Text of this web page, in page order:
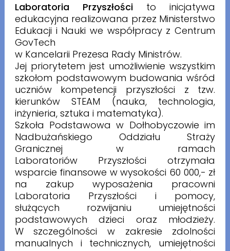
Laboratoria Przyszłościto inicjatywa
edukacyjna realizowana przez Ministerstwo
Edukacji i Nauki we współpracy z Centrum
GovTech
w Kancelarii Prezesa Rady Ministrów.
Jej priorytetem jest umożliwienie wszystkim
szkołom podstawowym budowania wśród
uczniów kompetencji przyszłości z tzw.
kierunków STEAM (nauka, technologia,
inżynieria, sztuka i matematyka).
Szkoła Podstawowa w Dołhobyczowie im
Nadbużańskiego Oddziału Straży
Granicznej w ramach
Laboratoriów Przyszłości otrzymała
wsparcie finansowe w wysokości 60 000,- zł
na zakup wyposażenia pracowni
Laboratoria Przyszłości i pomocy,
służących rozwijaniu umiejętności
podstawowych dzieci oraz młodzieży.
W szczególności w zakresie zdolności
manualnych i technicznych, umiejętności